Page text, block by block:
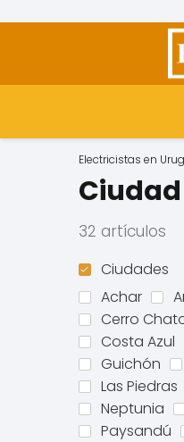
Electricistas en
32 artículos
Ciudades
Achar
Cerro
Costa Azul
Guichón
Las Piedras
Neptunia
Paysandú